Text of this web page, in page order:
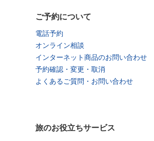
ご予約について
電話予約
オンライン相談
インターネット商品のお問い合わせ
予約確認・変更・取消
よくあるご質問・お問い合わせ
旅のお役立ちサービス